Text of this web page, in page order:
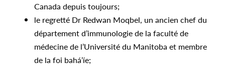
Canada depuis toujours;
le regretté Dr Redwan Moqbel, un ancien chef du
département d’immunologie de la faculté de
médecine de l’Université du Manitoba et membre
de la foi bahá’íe;